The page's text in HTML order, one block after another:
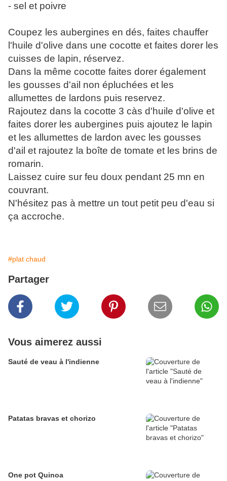
- sel et poivre
Coupez les aubergines en dés, faites chauffer
l'huile d'olive dans une cocotte et faites dorer les
cuisses de lapin, réservez.
Dans la même cocotte faites dorer également
les gousses d'ail non épluchées et les
allumettes de lardons puis reservez.
Rajoutez dans la cocotte 3 càs d'huile d'olive et
faites dorer les aubergines puis ajoutez le lapin
et les allumettes de lardon avec les gousses
d'ail et rajoutez la boîte de tomate et les brins de
romarin.
Laissez cuire sur feu doux pendant 25 mn en
couvrant.
N'hésitez pas à mettre un tout petit peu d'eau si
ça accroche.
#plat chaud
Partager
Vous aimerez aussi
Sauté de veau à l'indienne
Patatas bravas et chorizo
One pot Quinoa